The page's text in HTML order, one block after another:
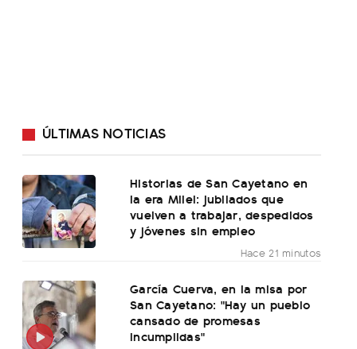
ÚLTIMAS NOTICIAS
Historias de San Cayetano en
la era Milei: jubilados que
vuelven a trabajar, despedidos
y jóvenes sin empleo
Hace 21 minutos
García Cuerva, en la misa por
San Cayetano: "Hay un pueblo
cansado de promesas
incumplidas"